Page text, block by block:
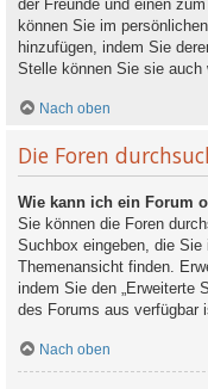
der Freunde und einen
können Sie im
hinzufügen, indem Sie
Stelle können Sie sie auch
Nach oben
Die Foren
Wie kann ich ein Forum
Sie können die Foren
Suchbox eingeben, die Sie
Themenansicht finden.
indem Sie den „Erweiterte
des Forums aus verfügbar
Nach oben